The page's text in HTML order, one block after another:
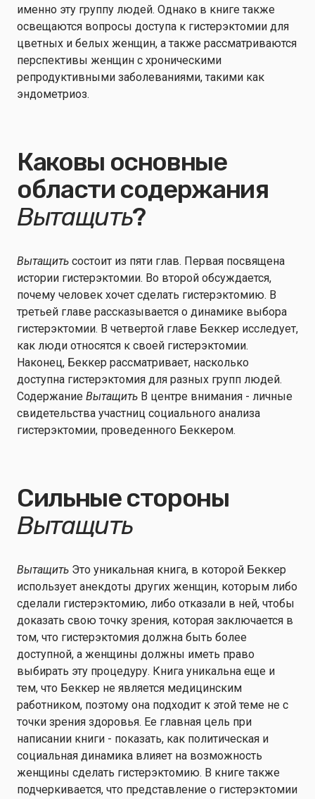
именно эту группу людей. Однако в книге также
освещаются вопросы доступа к гистерэктомии для
цветных и белых женщин, а также рассматриваются
перспективы женщин с хроническими
репродуктивными заболеваниями, такими как
эндометриоз.
Каковы основные
области содержания
Вытащить?
Вытащить состоит из пяти глав. Первая посвящена
истории гистерэктомии. Во второй обсуждается,
почему человек хочет сделать гистерэктомию. В
третьей главе рассказывается о динамике выбора
гистерэктомии. В четвертой главе Беккер исследует,
как люди относятся к своей гистерэктомии.
Наконец, Беккер рассматривает, насколько
доступна гистерэктомия для разных групп людей.
Содержание Вытащить В центре внимания - личные
свидетельства участниц социального анализа
гистерэктомии, проведенного Беккером.
Сильные стороны
Вытащить
Вытащить Это уникальная книга, в которой Беккер
использует анекдоты других женщин, которым либо
сделали гистерэктомию, либо отказали в ней, чтобы
доказать свою точку зрения, которая заключается в
том, что гистерэктомия должна быть более
доступной, а женщины должны иметь право
выбирать эту процедуру. Книга уникальна еще и
тем, что Беккер не является медицинским
работником, поэтому она подходит к этой теме не с
точки зрения здоровья. Ее главная цель при
написании книги - показать, как политическая и
социальная динамика влияет на возможность
женщины сделать гистерэктомию. В книге также
подчеркивается, что представление о гистерэктомии